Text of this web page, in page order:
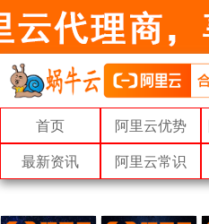
首页 阿里云优势
最新资讯 阿里云常识